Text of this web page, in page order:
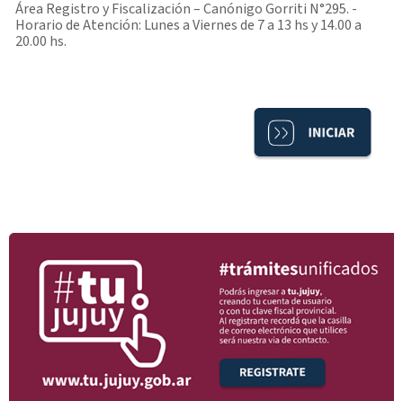
Área Registro y Fiscalización – Canónigo Gorriti N°295. -
Horario de Atención: Lunes a Viernes de 7 a 13 hs y 14.00 a
20.00 hs.